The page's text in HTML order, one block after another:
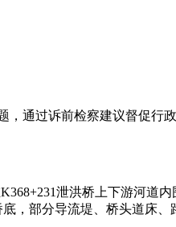
通过诉前检察建议督促行
泄洪桥上下游河道
，部分导流堤、桥头道床